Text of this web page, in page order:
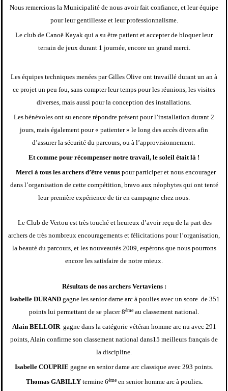
Nous remercions la Municipalité de nous avoir fait confiance, et leur équipe
pour leur gentillesse et leur professionnalisme.
Le club de Canoë Kayak qui a su être patient et accepter de bloquer leur
terrain de jeux durant 1 journée, encore un grand merci.
Les équipes techniques menées par Gilles Olive ont travaillé durant un an à
ce projet un peu fou, sans compter leur temps pour les réunions, les visites
diverses, mais aussi pour la conception des installations.
Les bénévoles ont su encore répondre présent pour l’installation durant 2
jours, mais également pour « patienter » le long des accès divers afin
d’assurer la sécurité du parcours, ou à l’approvisionnement.
Et comme pour récompenser notre travail, le soleil était là !
Merci à tous les archers d’être venus pour participer et nous encourager
dans l’organisation de cette compétition, bravo aux néophytes qui ont tenté
leur première expérience de tir en campagne chez nous.
Le Club de Vertou est très touché et heureux d’avoir reçu de la part des
archers de très nombreux encouragements et félicitations pour l’organisation,
la beauté du parcours, et les nouveautés 2009, espérons que nous pourrons
encore les satisfaire de notre mieux.
Résultats de nos archers Vertaviens :
Isabelle DURAND gagne les senior dame arc à poulies avec un score de 351
points lui permettant de se placer 8ème au classement national.
Alain BELLOIRgagne dans la catégorie vétéran homme arc nu avec 291
points, Alain confirme son classement national dans15 meilleurs français de
la discipline.
Isabelle COUPRIE gagne en senior dame arc classique avec 293 points.
Thomas GABILLYtermine 6èmeen senior homme arc à poulies.